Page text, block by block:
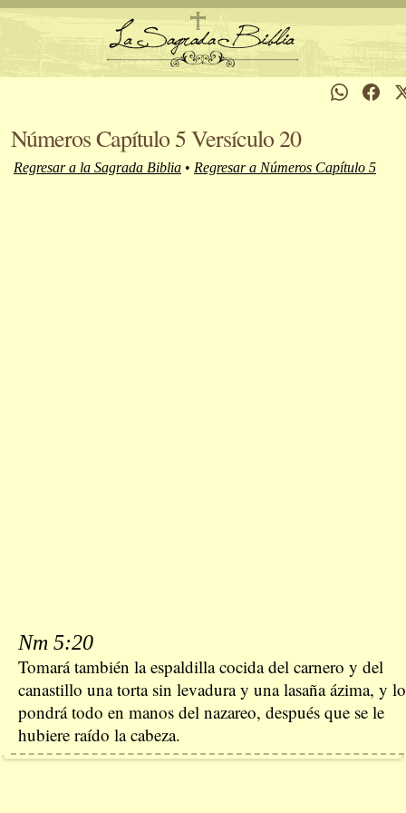
Números Capítulo 5 Versículo 20
Regresar a la Sagrada Biblia • Regresar a Números Capítulo 5
Nm 5:20
Tomará también la espaldilla cocida del carnero y del
canastillo una torta sin levadura y una lasaña ázima, y lo
pondrá todo en manos del nazareo, después que se le
hubiere raído la cabeza.